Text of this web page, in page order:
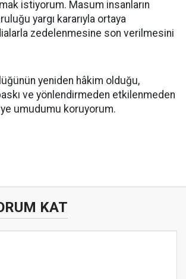
istiyorum. Masum insanların
yargı kararıyla ortaya
zedelenmesine son verilmesini
yeniden hâkim olduğu,
ve yönlendirmeden etkilenmeden
umudumu koruyorum.
KAT